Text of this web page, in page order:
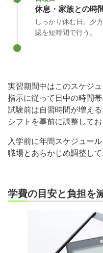
休息・家族との時
しっかり休む日。夕
認を短時間で行う。
実習期間中はこのスケジ
指示に従って日中の時間
試験前は自習時間が増え
シフトを事前に調整して
入学前に年間スケジュー
職場とあらかじめ調整して
学費の目安と負担を